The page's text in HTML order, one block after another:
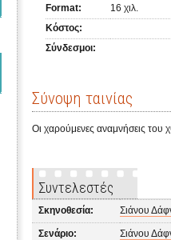
Format:
16 χιλ.
Κόστος:
Σύνδεσμοι:
Σύνοψη ταινίας
Oι χαρούμενες αναμνήσεις του
Συντελεστές
Σκηνοθεσία: Σιάνου
Σενάριο: Σιάνου